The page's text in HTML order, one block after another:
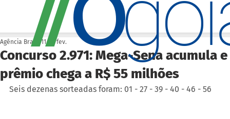
Concurso 2.971: Mega-Sena acumula e
prêmio chega a R$ 55 milhões
Agência Brasil 11 de fev.
Seis dezenas sorteadas foram: 01 - 27 - 39 - 40 - 46 - 56